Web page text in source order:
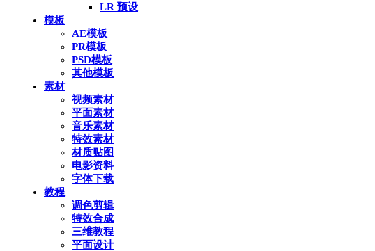
LR 预设
模板
AE模板
PR模板
PSD模板
其他模板
素材
视频素材
平面素材
音乐素材
特效素材
材质贴图
电影资料
字体下载
教程
调色剪辑
特效合成
三维教程
平面设计